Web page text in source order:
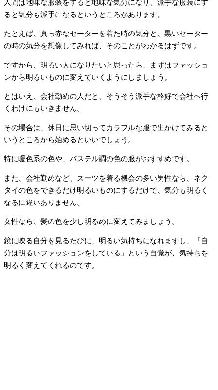
人間は地味な服装をすると地味な気分になり、派手な服装にす
ると気分も派手になるというところがあります。
たとえば、真っ赤なセーターを着た時の気分と、黒いセーター
の時の気分を想像してみれば、そのことがわかるはずです。
ですから、明るい人になりたいと思ったら、まずはファッショ
ンから明るいものに変えていくようにしましょう。
とはいえ、会社勤めの人だと、そうそう派手な格好で会社へ行
くわけにもいきません。
その場合は、休日に思い切ってカラフルな服で出かけてみると
いうところから始めるといいでしょう。
特に暖色系の色や、パステル調の色の服がおすすめです。
また、会社勤めなど、スーツを着る機会の多い男性なら、ネク
タイの色をできるだけ明るいものにするだけで、気分も明るく
なるに違いありません。
女性なら、髪の色を少し明るめに変えてみましょう。
鏡に映る自分を見るたびに、明るい気持ちになれますし、「自
分は明るいファッションをしている」という自覚が、気持ちを
明るく変えてくれるのです。